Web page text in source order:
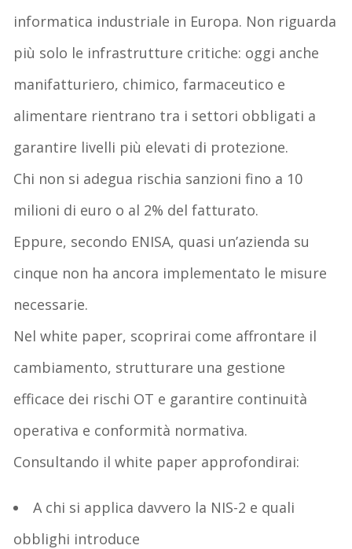
informatica industriale in Europa. Non riguarda
più solo le infrastrutture critiche: oggi anche
manifatturiero, chimico, farmaceutico e
alimentare rientrano tra i settori obbligati a
garantire livelli più elevati di protezione.
Chi non si adegua rischia sanzioni fino a 10
milioni di euro o al 2% del fatturato.
Eppure, secondo ENISA, quasi un’azienda su
cinque non ha ancora implementato le misure
necessarie.
Nel white paper, scoprirai come affrontare il
cambiamento, strutturare una gestione
efficace dei rischi OT e garantire continuità
operativa e conformità normativa.
Consultando il white paper approfondirai:
A chi si applica davvero la NIS-2 e quali
obblighi introduce